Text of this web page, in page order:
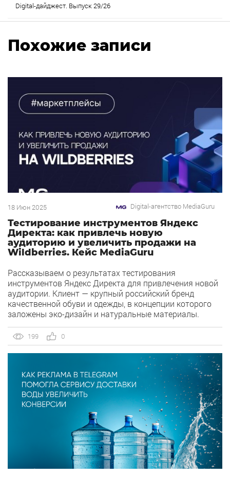
Digital-дайджест. Выпуск 29/26
Похожие записи
18 Июн 2025 Digital-агентство MediaGuru
Тестирование инструментов Яндекс
Директа: как привлечь новую
аудиторию и увеличить продажи на
Wildberries. Кейс MediaGuru
Рассказываем о результатах тестирования
инструментов Яндекс Директа для привлечения новой
аудитории. Клиент — крупный российский бренд
качественной обуви и одежды, в концепции которого
заложены эко-дизайн и натуральные материалы.
(WB) за счет расширения охвата целевой аудитории с
помощью Яндекс Директ. Период работы — февраль-
июнь 2024 года. С какими проблемами […]
199 0